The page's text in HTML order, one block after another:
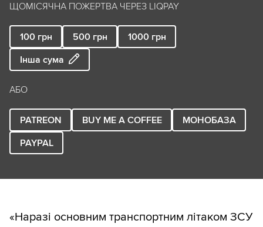
ЩОМІСЯЧНА ПОЖЕРТВА ЧЕРЕЗ LIQPAY
100 грн 500 грн 1000 грн
Інша сума
АБО
PATREON BUY ME A COFFEE
МОНОБАЗА
PAYPAL
«Наразі основним транспортним літаком ЗСУ